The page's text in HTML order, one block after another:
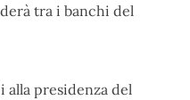
tra i banchi del
alla presidenza del